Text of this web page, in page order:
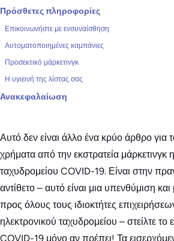
Πρόσθετες πληροφορίες
Επικοινωνήστε με ενσυναίσθηση
Αυτοματοποιημένες καμπάνιες
Προσεκτικό μάρκετινγκ
Η υγιεινή της λίστας σας
Ανακεφαλαίωση
Αυτό δεν είναι άλλο ένα κρύο άρθρο
χρήματα από την εκστρατεία μάρκετινγκ
ταχυδρομείου COVID-19. Είναι στην
αντίθετο – αυτό είναι μια υπενθύμιση
προς όλους τους ιδιοκτήτες
ηλεκτρονικού ταχυδρομείου – στείλτε το
COVID-19 μόνο αν πρέπει! Τα